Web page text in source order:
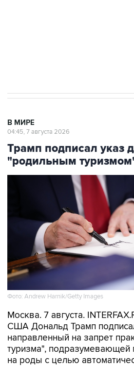
Трамп подписал указ
"родильным туризмом"
Фото: Andrew Harnik/Getty Images
Москва. 7 августа.
направленный на запрет
туризма", подразумевающей
на роды с целью
ребенком американского
сообщаетсяна сайте Белого